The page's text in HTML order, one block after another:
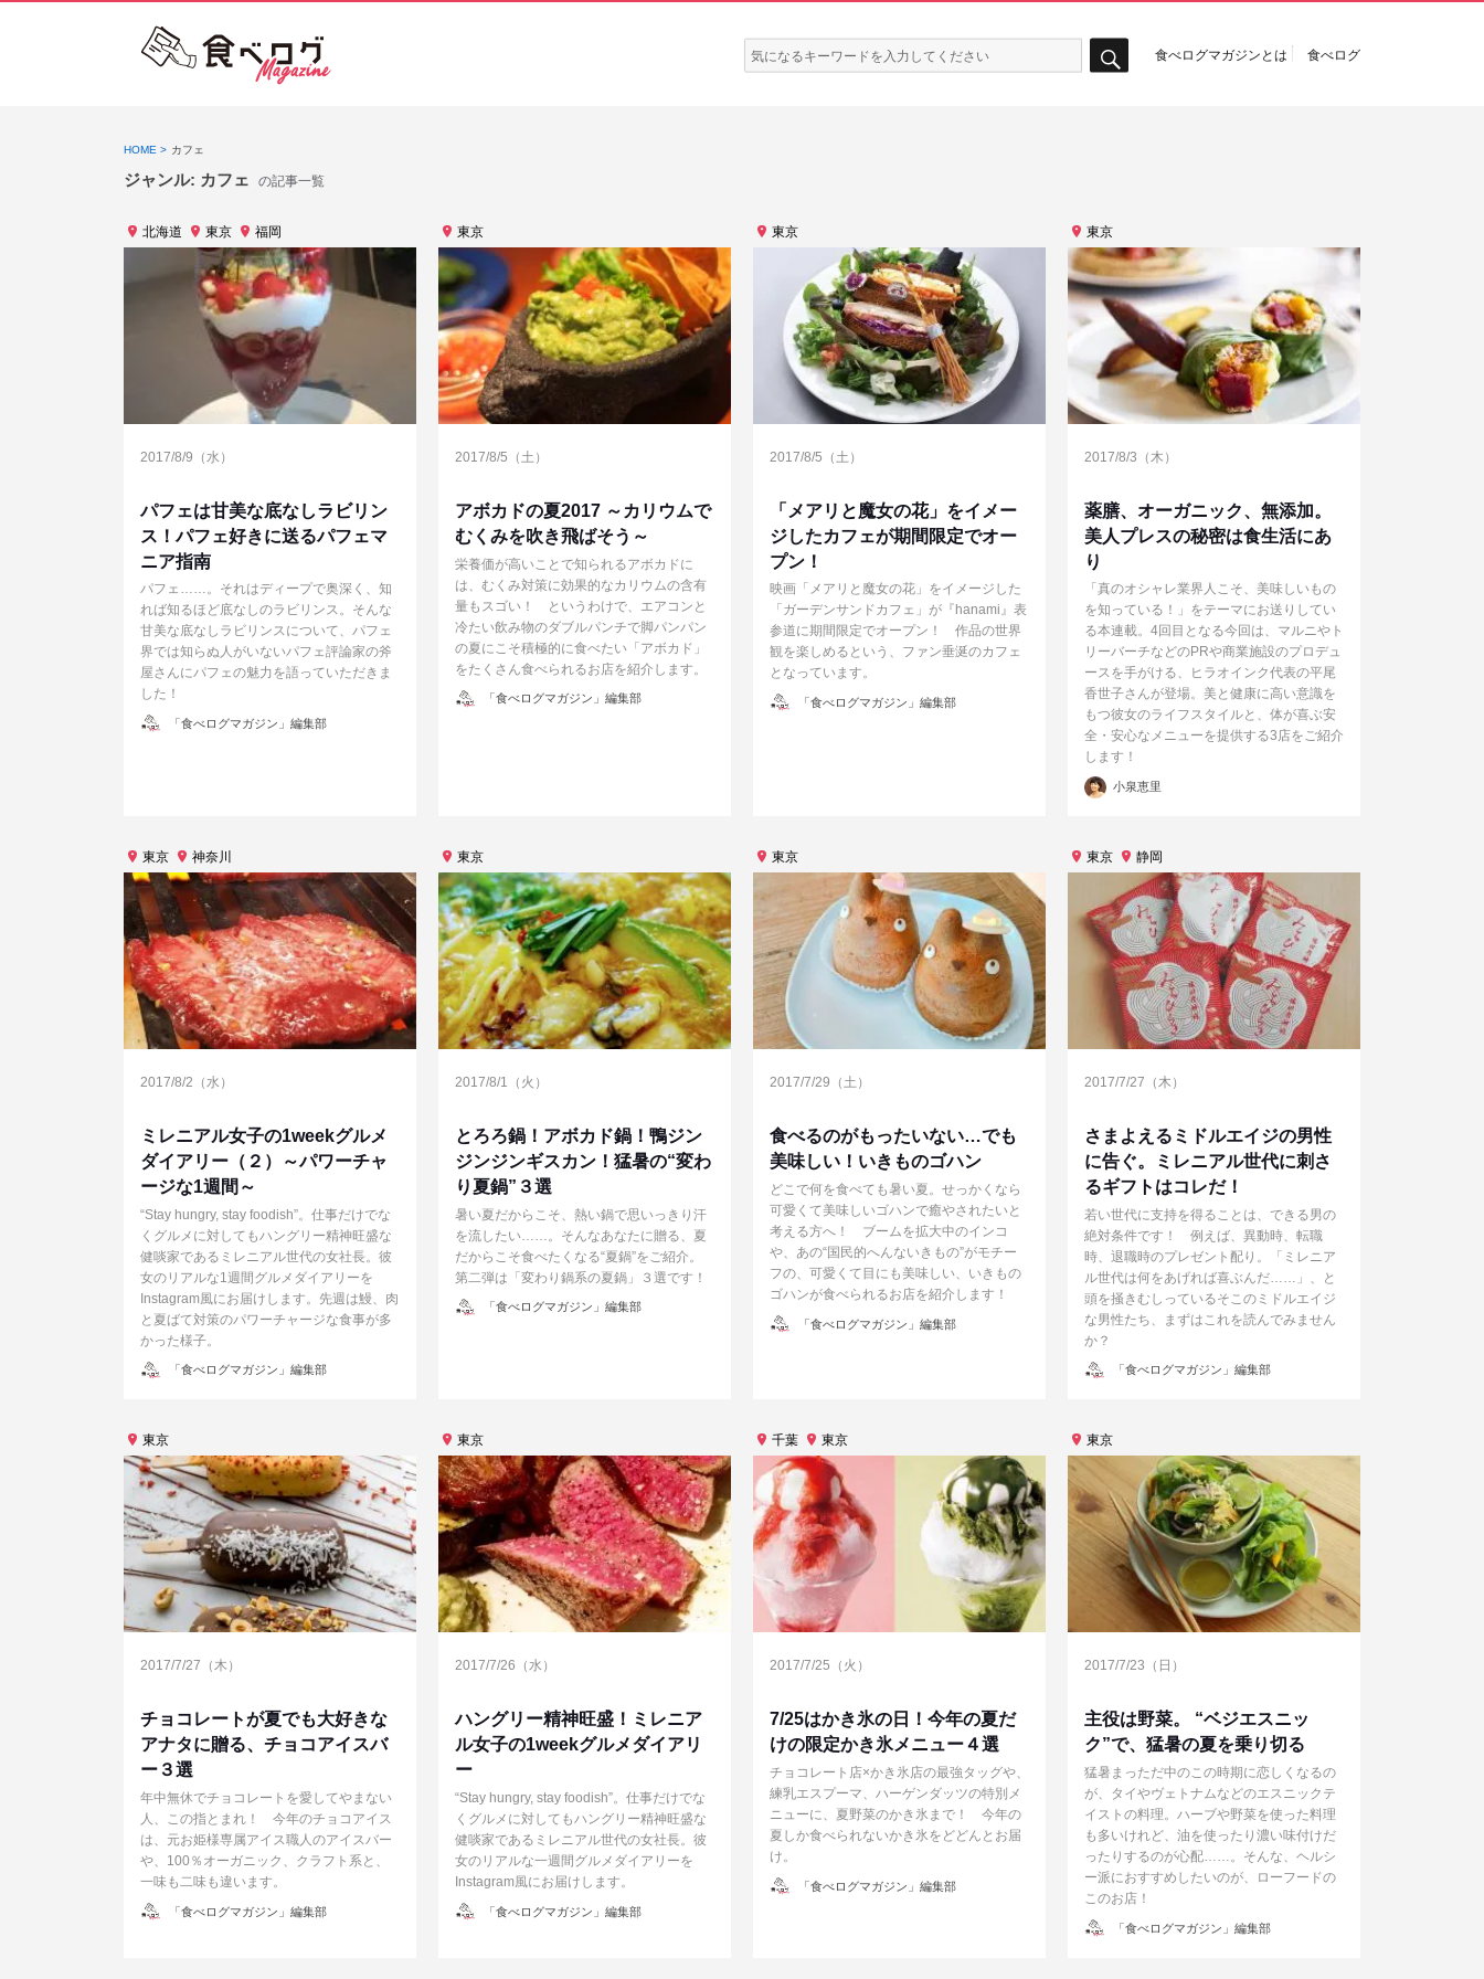
検
索:
食べログマガジンとは 食べログ
HOME カフェ
ジャンル: カフェ の記事一覧
北海道 東京 福岡
2017/8/9（水）
パフェは甘美な底なしラビリン
ス！パフェ好きに送るパフェマ
ニア指南
パフェ……。それはディープで奥深く、知
れば知るほど底なしのラビリンス。そんな
甘美な底なしラビリンスについて、パフェ
界では知らぬ人がいないパフェ評論家の斧
屋さんにパフェの魅力を語っていただきま
した！
投「食べログマガジン」編集部
東京
2017/8/5（土）
アボカドの夏2017 ～カリウムで
むくみを吹き飛ばそう～
栄養価が高いことで知られるアボカドに
は、むくみ対策に効果的なカリウムの含有
量もスゴい！ というわけで、エアコンと
冷たい飲み物のダブルパンチで脚パンパン
の夏にこそ積極的に食べたい「アボカド」
をたくさん食べられるお店を紹介します。
投「食べログマガジン」編集部
東京
2017/8/5（土）
「メアリと魔女の花」をイメー
ジしたカフェが期間限定でオー
プン！
映画「メアリと魔女の花」をイメージした
「ガーデンサンドカフェ」が『hanami』表
参道に期間限定でオープン！ 作品の世界
観を楽しめるという、ファン垂涎のカフェ
となっています。
投「食べログマガジン」編集部
東京
2017/8/3（木）
薬膳、オーガニック、無添加。
美人プレスの秘密は食生活にあ
り
「真のオシャレ業界人こそ、美味しいもの
を知っている！」をテーマにお送りしてい
る本連載。4回目となる今回は、マルニやト
リーバーチなどのPRや商業施設のプロデュ
ースを手がける、ヒラオインク代表の平尾
香世子さんが登場。美と健康に高い意識を
もつ彼女のライフスタイルと、体が喜ぶ安
全・安心なメニューを提供する3店をご紹介
します！
投
稿
小泉恵里
東京 神奈川
2017/8/2（水）
ミレニアル女子の1weekグルメ
ダイアリー（２）～パワーチャ
ージな1週間～
“Stay hungry, stay foodish”。仕事だけでな
くグルメに対してもハングリー精神旺盛な
健啖家であるミレニアル世代の女社長。彼
女のリアルな1週間グルメダイアリーを
Instagram風にお届けします。先週は鰻、肉
と夏ばて対策のパワーチャージな食事が多
かった様子。
投「食べログマガジン」編集部
東京
2017/8/1（火）
とろろ鍋！アボカド鍋！鴨ジン
ジンジンギスカン！猛暑の“変わ
り夏鍋”３選
暑い夏だからこそ、熱い鍋で思いっきり汗
を流したい……。そんなあなたに贈る、夏
だからこそ食べたくなる“夏鍋”をご紹介。
第二弾は「変わり鍋系の夏鍋」３選です！
投「食べログマガジン」編集部
東京
2017/7/29（土）
食べるのがもったいない…でも
美味しい！いきものゴハン
どこで何を食べても暑い夏。せっかくなら
可愛くて美味しいゴハンで癒やされたいと
考える方へ！ ブームを拡大中のインコ
や、あの“国民的へんないきもの”がモチー
フの、可愛くて目にも美味しい、いきもの
ゴハンが食べられるお店を紹介します！
投「食べログマガジン」編集部
東京 静岡
2017/7/27（木）
さまよえるミドルエイジの男性
に告ぐ。ミレニアル世代に刺さ
るギフトはコレだ！
若い世代に支持を得ることは、できる男の
絶対条件です！ 例えば、異動時、転職
時、退職時のプレゼント配り。「ミレニア
ル世代は何をあげれば喜ぶんだ……」、と
頭を掻きむしっているそこのミドルエイジ
な男性たち、まずはこれを読んでみません
か？
投「食べログマガジン」編集部
東京
2017/7/27（木）
チョコレートが夏でも大好きな
アナタに贈る、チョコアイスバ
ー３選
年中無休でチョコレートを愛してやまない
人、この指とまれ！ 今年のチョコアイス
は、元お姫様専属アイス職人のアイスバー
や、100％オーガニック、クラフト系と、
一味も二味も違います。
投「食べログマガジン」編集部
東京
2017/7/26（水）
ハングリー精神旺盛！ミレニア
ル女子の1weekグルメダイアリ
ー
“Stay hungry, stay foodish”。仕事だけでな
くグルメに対してもハングリー精神旺盛な
健啖家であるミレニアル世代の女社長。彼
女のリアルな一週間グルメダイアリーを
Instagram風にお届けします。
投「食べログマガジン」編集部
千葉 東京
2017/7/25（火）
7/25はかき氷の日！今年の夏だ
けの限定かき氷メニュー４選
チョコレート店×かき氷店の最強タッグや、
練乳エスプーマ、ハーゲンダッツの特別メ
ニューに、夏野菜のかき氷まで！ 今年の
夏しか食べられないかき氷をどどんとお届
け。
投「食べログマガジン」編集部
東京
2017/7/23（日）
主役は野菜。 “ベジエスニッ
ク”で、猛暑の夏を乗り切る
猛暑まっただ中のこの時期に恋しくなるの
が、タイやヴェトナムなどのエスニックテ
イストの料理。ハーブや野菜を使った料理
も多いけれど、油を使ったり濃い味付けだ
ったりするのが心配……。そんな、ヘルシ
ー派におすすめしたいのが、ローフードの
このお店！
投「食べログマガジン」編集部